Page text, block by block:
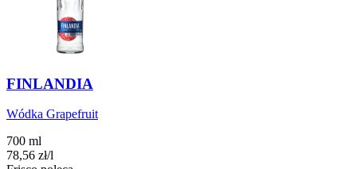
FINLANDIA
Wódka Grapefruit
700 ml
78,56 zł/l